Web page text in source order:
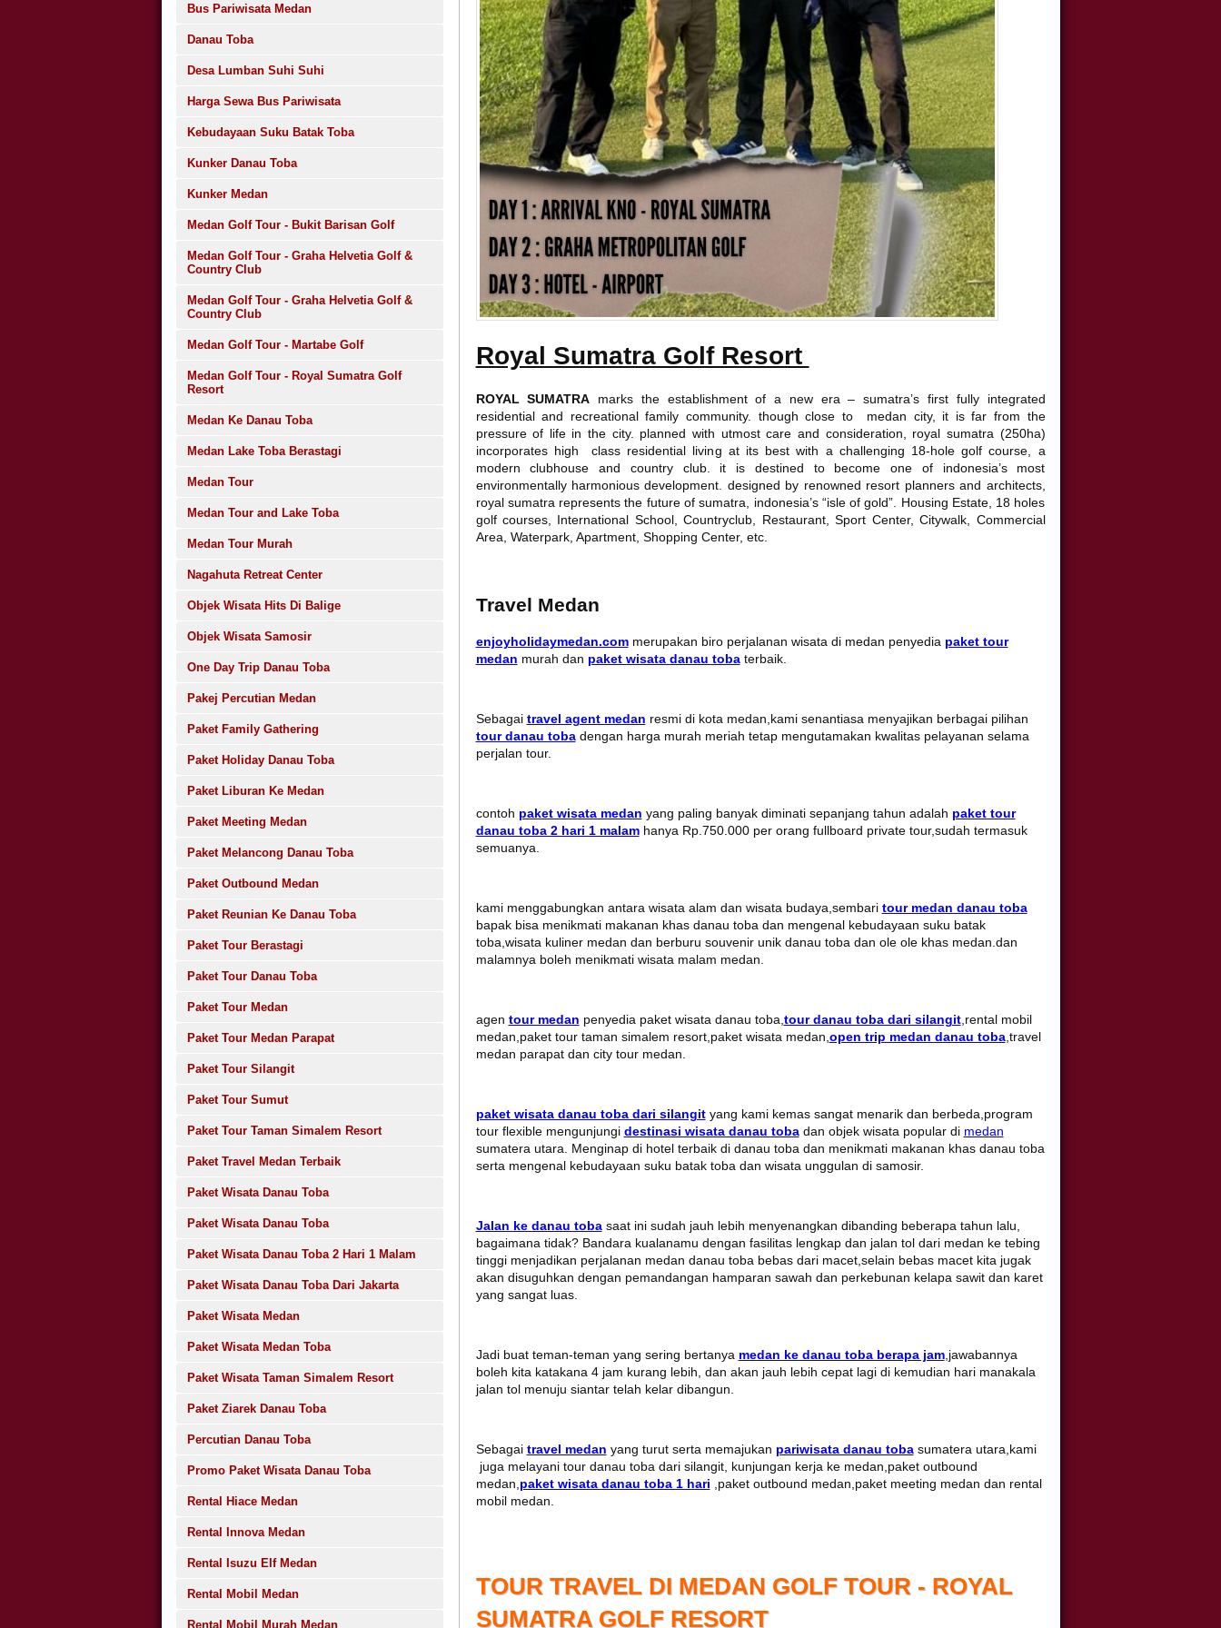
Bus Pariwisata Medan
Danau Toba
Desa Lumban Suhi Suhi
Harga Sewa Bus Pariwisata
Kebudayaan Suku Batak Toba
Kunker Danau Toba
Kunker Medan
Medan Golf Tour - Bukit Barisan Golf
Medan Golf Tour - Graha Helvetia Golf &
Country Club
Medan Golf Tour - Graha Helvetia Golf &
Country Club
Medan Golf Tour - Martabe Golf
Medan Golf Tour - Royal Sumatra Golf
Resort
Medan Ke Danau Toba
Medan Lake Toba Berastagi
Medan Tour
Medan Tour and Lake Toba
Medan Tour Murah
Nagahuta Retreat Center
Objek Wisata Hits Di Balige
Objek Wisata Samosir
One Day Trip Danau Toba
Pakej Percutian Medan
Paket Family Gathering
Paket Holiday Danau Toba
Paket Liburan Ke Medan
Paket Meeting Medan
Paket Melancong Danau Toba
Paket Outbound Medan
Paket Reunian Ke Danau Toba
Paket Tour Berastagi
Paket Tour Danau Toba
Paket Tour Medan
Paket Tour Medan Parapat
Paket Tour Silangit
Paket Tour Sumut
Paket Tour Taman Simalem Resort
Paket Travel Medan Terbaik
Paket Wisata Danau Toba
Paket Wisata Danau Toba
Paket Wisata Danau Toba 2 Hari 1 Malam
Paket Wisata Danau Toba Dari Jakarta
Paket Wisata Medan
Paket Wisata Medan Toba
Paket Wisata Taman Simalem Resort
Paket Ziarek Danau Toba
Percutian Danau Toba
Promo Paket Wisata Danau Toba
Rental Hiace Medan
Rental Innova Medan
Rental Isuzu Elf Medan
Rental Mobil Medan
Rental Mobil Murah Medan
Royal Sumatra Golf Resort
ROYAL SUMATRA marks the establishment of a new era – sumatra’s first fully integrated
residential and recreational family community. though close to medan city, it is far from the
pressure of life in the city. planned with utmost care and consideration, royal sumatra (250ha)
incorporates high class residential living at its best with a challenging 18-hole golf course, a
modern clubhouse and country club. it is destined to become one of indonesia’s most
environmentally harmonious development. designed by renowned resort planners and architects,
royal sumatra represents the future of sumatra, indonesia’s “isle of gold”. Housing Estate, 18 holes
golf courses, International School, Countryclub, Restaurant, Sport Center, Citywalk, Commercial
Area, Waterpark, Apartment, Shopping Center, etc.
Travel Medan
enjoyholidaymedan.com merupakan biro perjalanan wisata di medan penyedia paket tour
medan murah dan paket wisata danau tobaterbaik.
Sebagai travel agent medan resmi di kota medan,kami senantiasa menyajikan berbagai pilihan
tour danau tobadengan harga murah meriah tetap mengutamakan kwalitas pelayanan selama
perjalan tour.
contoh paket wisata medan yang paling banyak diminati sepanjang tahun adalah paket tour
danau toba 2 hari 1 malamhanya Rp.750.000 per orang fullboard private tour,sudah termasuk
semuanya.
kami menggabungkan antara wisata alam dan wisata budaya,sembari tour medan danau toba
bapak bisa menikmati makanan khas danau toba dan mengenal kebudayaan suku batak
toba,wisata kuliner medan dan berburu souvenir unik danau toba dan ole ole khas medan.dan
malamnya boleh menikmati wisata malam medan.
agen tour medan penyedia paket wisata danau toba,tour danau toba dari silangit,rental mobil
medan,paket tour taman simalem resort,paket wisata medan,open trip medan danau toba,travel
medan parapat dan city tour medan.
paket wisata danau toba dari silangityang kami kemas sangat menarik dan berbeda,program
tour flexible mengunjungi destinasi wisata danau tobadan objek wisata popular di medan
sumatera utara. Menginap di hotel terbaik di danau toba dan menikmati makanan khas danau toba
serta mengenal kebudayaan suku batak toba dan wisata unggulan di samosir.
Jalan ke danau tobasaat ini sudah jauh lebih menyenangkan dibanding beberapa tahun lalu,
bagaimana tidak? Bandara kualanamu dengan fasilitas lengkap dan jalan tol dari medan ke tebing
tinggi menjadikan perjalanan medan danau toba bebas dari macet,selain bebas macet kita jugak
akan disuguhkan dengan pemandangan hamparan sawah dan perkebunan kelapa sawit dan karet
yang sangat luas.
Jadi buat teman-teman yang sering bertanya medan ke danau toba berapa jam,jawabannya
boleh kita katakana 4 jam kurang lebih, dan akan jauh lebih cepat lagi di kemudian hari manakala
jalan tol menuju siantar telah kelar dibangun.
Sebagai travel medan yang turut serta memajukan pariwisata danau tobasumatera utara,kami
juga melayani tour danau toba dari silangit, kunjungan kerja ke medan,paket outbound
medan,paket wisata danau toba 1 hari ,paket outbound medan,paket meeting medan dan rental
mobil medan.
TOUR TRAVEL DI MEDAN GOLF TOUR - ROYAL
SUMATRA GOLF RESORT